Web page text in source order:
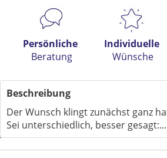
Persönliche
Beratung
Individuelle
Wünsche
Beschreibung
Der Wunsch klingt zunächst ganz
Sei unterschiedlich, besser gesagt:...